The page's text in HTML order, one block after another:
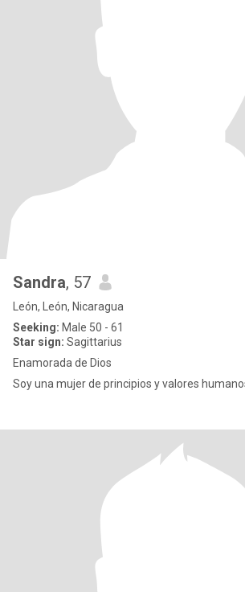
Sandra, 57
León, León, Nicaragua
Seeking: Male 50 - 61
Star sign: Sagittarius
Enamorada de Dios
Soy una mujer de principios y valores